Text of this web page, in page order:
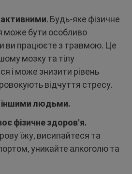
. Будь-яке фізичне
може бути особливо
ви працюєте з травмою. Це
мозку та тілу
і може знизити рівень
відчуття стресу.
іншими людьми.
фізичне здоров'я.
їжу, висипайтеся та
уникайте алкоголю та